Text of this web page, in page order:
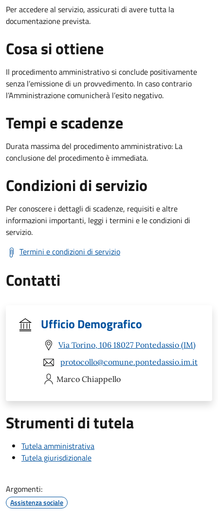
Per accedere al servizio, assicurati di avere tutta la
documentazione prevista.
Cosa si ottiene
Il procedimento amministrativo si conclude positivamente
senza l’emissione di un provvedimento. In caso contrario
l’Amministrazione comunicherà l’esito negativo.
Tempi e scadenze
Durata massima del procedimento amministrativo: La
conclusione del procedimento è immediata.
Condizioni di servizio
Per conoscere i dettagli di scadenze, requisiti e altre
informazioni importanti, leggi i termini e le condizioni di
servizio.
Termini e condizioni di servizio
Contatti
Ufficio Demografico
Via Torino, 106 18027 Pontedassio (IM)
protocollo@comune.pontedassio.im.it
Marco Chiappello
Strumenti di tutela
Tutela amministrativa
Tutela giurisdizionale
Argomenti:
Assistenza sociale